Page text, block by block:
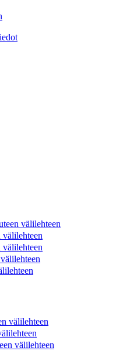
välilehteen
välilehteen
välilehteen
välilehteen
välilehteen